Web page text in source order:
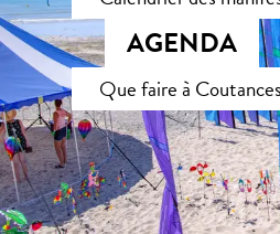
AGENDA
Que faire à